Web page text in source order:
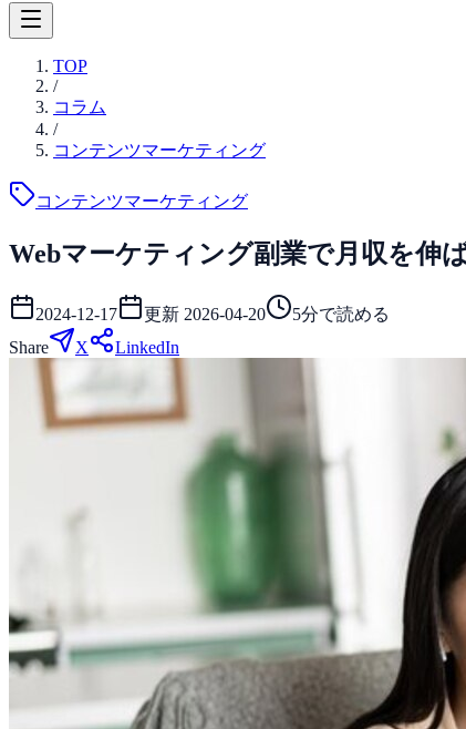
TOP
/
コラム
/
コンテンツマーケティング
コンテンツマーケティング
Webマーケティング副業で月収を伸
2024-12-17 更新 2026-04-20 5分で読める
Share
X LinkedIn